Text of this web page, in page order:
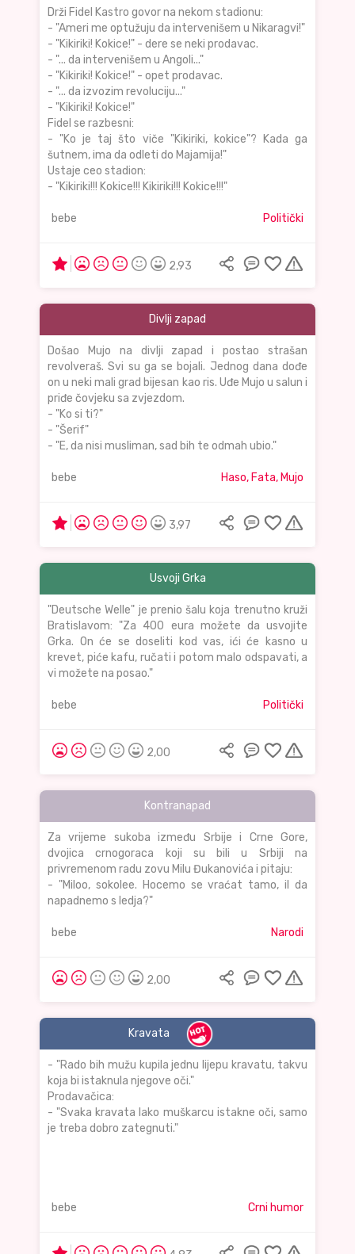
Drži Fidel Kastro govor na nekom stadionu:
- "Ameri me optužuju da intervenišem u Nikaragvi!"
- "Kikiriki! Kokice!" - dere se neki prodavac.
- "... da intervenišem u Angoli..."
- "Kikiriki! Kokice!" - opet prodavac.
- "... da izvozim revoluciju..."
- "Kikiriki! Kokice!"
Fidel se razbesni:
- "Ko je taj što viče "Kikiriki, kokice"? Kada ga
šutnem, ima da odleti do Majamija!"
Ustaje ceo stadion:
- "Kikiriki!!! Kokice!!! Kikiriki!!! Kokice!!!"
bebe Politički
2,93
Divlji zapad
Došao Mujo na divlji zapad i postao strašan
revolveraš. Svi su ga se bojali. Jednog dana dođe
on u neki mali grad bijesan kao ris. Uđe Mujo u salun i
priđe čovjeku sa zvjezdom.
- "Ko si ti?"
- "Šerif"
- "E, da nisi musliman, sad bih te odmah ubio."
bebe Haso, Fata, Mujo
3,97
Usvoji Grka
"Deutsche Welle" je prenio šalu koja trenutno kruži
Bratislavom: "Za 400 eura možete da usvojite
Grka. On će se doseliti kod vas, ići će kasno u
krevet, piće kafu, ručati i potom malo odspavati, a
vi možete na posao."
bebe Politički
2,00
Kontranapad
Za vrijeme sukoba između Srbije i Crne Gore,
dvojica crnogoraca koji su bili u Srbiji na
privremenom radu zovu Milu Đukanovića i pitaju:
- "Miloo, sokolee. Hocemo se vraćat tamo, il da
napadnemo s ledja?"
bebe Narodi
2,00
Kravata
- "Rado bih mužu kupila jednu lijepu kravatu, takvu
koja bi istaknula njegove oči."
Prodavačica:
- "Svaka kravata lako muškarcu istakne oči, samo
je treba dobro zategnuti."
bebe Crni humor